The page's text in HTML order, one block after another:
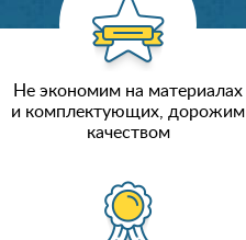
Не экономим на материалах
и комплектующих, дорожим
качеством